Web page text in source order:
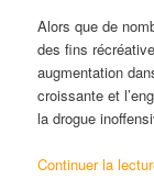
Alors que de
des fins
augmentation
croissante et
la drogue
Continuer la